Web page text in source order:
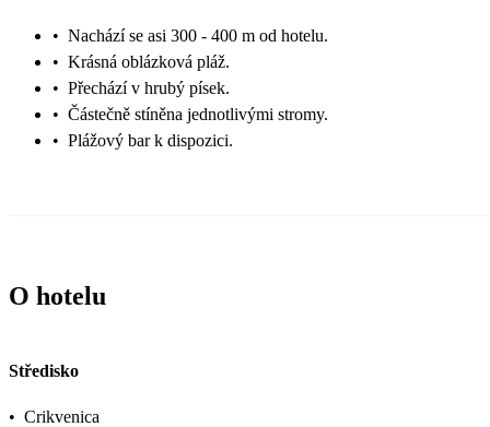
• Nachází se asi 300 - 400 m od hotelu.
• Krásná oblázková pláž.
• Přechází v hrubý písek.
• Částečně stíněna jednotlivými stromy.
• Plážový bar k dispozici.
O hotelu
Středisko
• Crikvenica